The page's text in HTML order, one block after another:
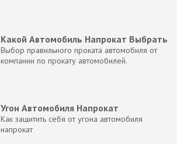
Какой Автомобиль Напрокат Выбрать
Выбор правильного проката автомобиля от
компании по прокату автомобилей.
Угон Автомобиля Напрокат
Как защитить себя от угона автомобиля
напрокат